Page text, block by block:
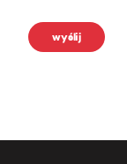
wyślij